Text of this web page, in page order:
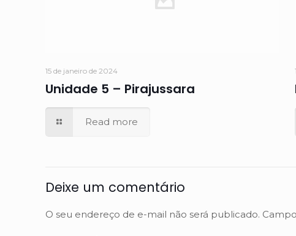
15 de janeiro de 2024
Unidade 5 – Pirajussara
Read more
Deixe um comentário
O seu endereço de e-mail não será publicado.